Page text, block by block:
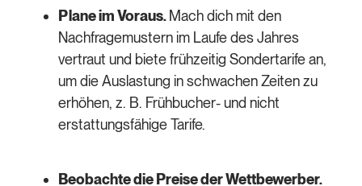
Plane im Voraus.Mach dich mit den
Nachfragemustern im Laufe des Jahres
vertraut und biete frühzeitig Sondertarife an,
um die Auslastung in schwachen Zeiten zu
erhöhen, z. B. Frühbucher- und nicht
erstattungsfähige Tarife.
Beobachte die Preise der Wettbewerber.